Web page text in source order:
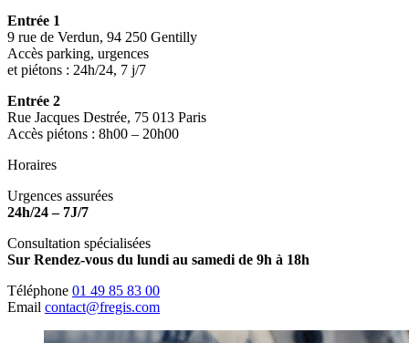
Entrée 1
9 rue de Verdun, 94 250 Gentilly
Accès parking, urgences
et piétons : 24h/24, 7 j/7
Entrée 2
Rue Jacques Destrée, 75 013 Paris
Accès piétons : 8h00 – 20h00
Horaires
Urgences assurées
24h/24 – 7J/7
Consultation spécialisées
Sur Rendez-vous du lundi au samedi de 9h à 18h
Téléphone 01 49 85 83 00
Email contact@fregis.com